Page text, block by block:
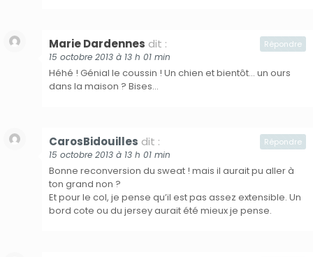
Marie Dardennes dit :
15 octobre 2013 à 13 h 01 min
Héhé ! Génial le coussin ! Un chien et bientôt… un ours
dans la maison ? Bises…
Répondre
CarosBidouilles dit :
15 octobre 2013 à 13 h 01 min
Bonne reconversion du sweat ! mais il aurait pu aller à
ton grand non ?
Et pour le col, je pense qu’il est pas assez extensible. Un
bord cote ou du jersey aurait été mieux je pense.
Répondre